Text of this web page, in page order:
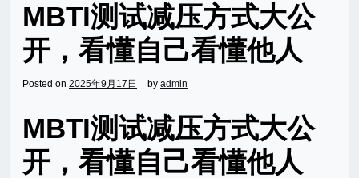
MBTI测试减压方式大公
开，看懂自己看懂他人
Posted on 2025年9月17日 by admin
MBTI测试减压方式大公
开，看懂自己看懂他人